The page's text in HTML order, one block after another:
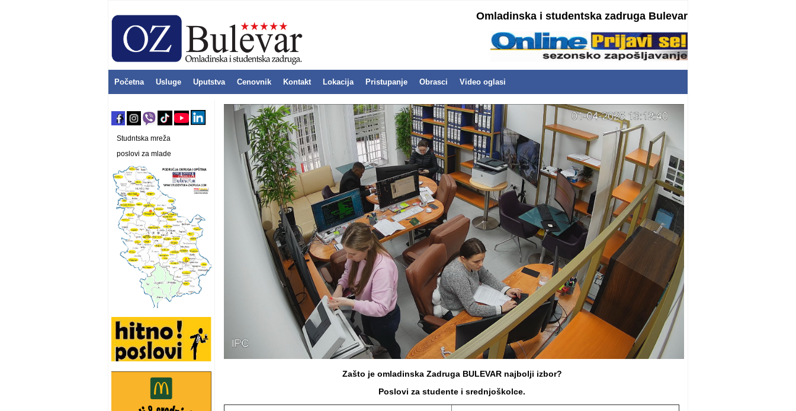
Omladinska i studentska zadruga Bulevar
Početna Usluge Uputstva Cenovnik Kontakt Lokacija Pristupanje Obrasci Video oglasi
Studntska mreža
poslovi za mlade
Zašto je omladinska Zadruga BULEVAR najbolji izbor?
Poslovi za studente i srednjoškolce.